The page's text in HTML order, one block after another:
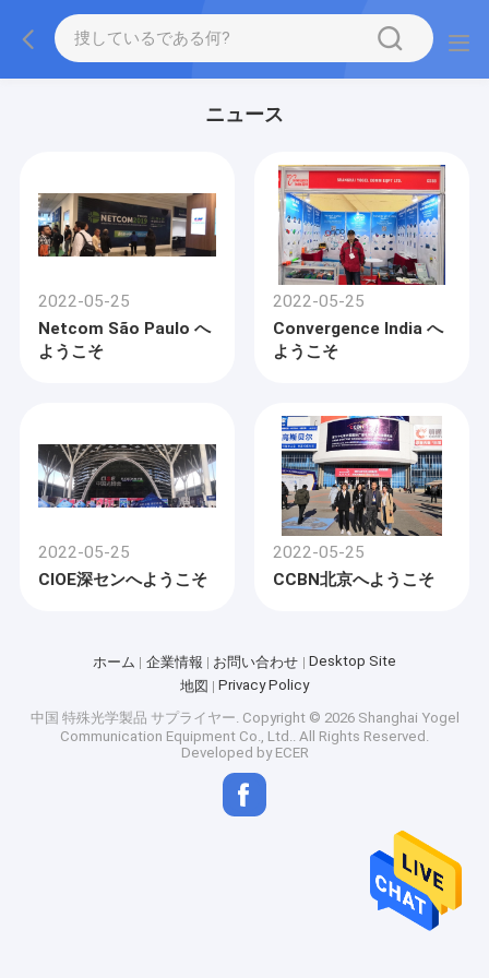
ニュース
2022-05-25
Netcom São Paulo へ
ようこそ
2022-05-25
Convergence India へ
ようこそ
2022-05-25
CIOE深センへようこそ
2022-05-25
CCBN北京へようこそ
ホーム 企業情報 お問い合わせ
Desktop Site
地図
Privacy Policy
中国 特殊光学製品 サプライヤー. Copyright © 2026 Shanghai Yogel
Communication Equipment Co., Ltd.. All Rights Reserved.
Developed by ECER